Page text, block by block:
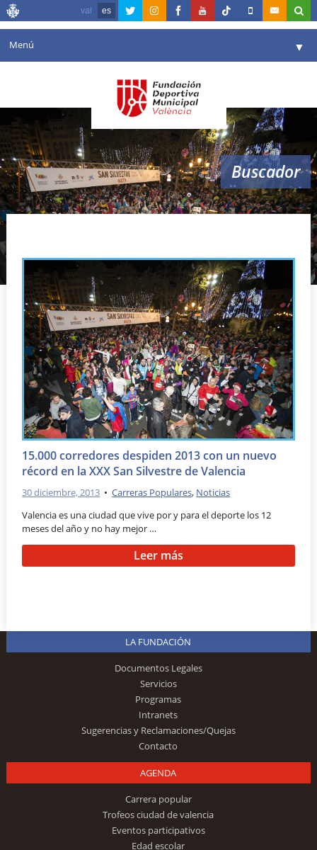
val es
Menú ▼
Agenda
Instalaciones
Comunicación ▼
Valencia en deporte ▼
Buscador
valencia san silvestre
15.000 corredores despiden 2013 con un nuevo
récord en la XXX San Silvestre de Valencia
30 diciembre, 2013 •Carreras Populares, Noticias
Valencia es una ciudad que vive por y para el deporte los 12
meses del año y no hay mejor …
Leer más
LA FUNDACIÓN
Documentos Legales
Servicios
Programas
Intranets
Sugerencias y Reclamaciones/Quejas
Contacto
AGENDA
Carrera popular
Trofeos ciudad de valencia
Eventos participativos
Edad escolar